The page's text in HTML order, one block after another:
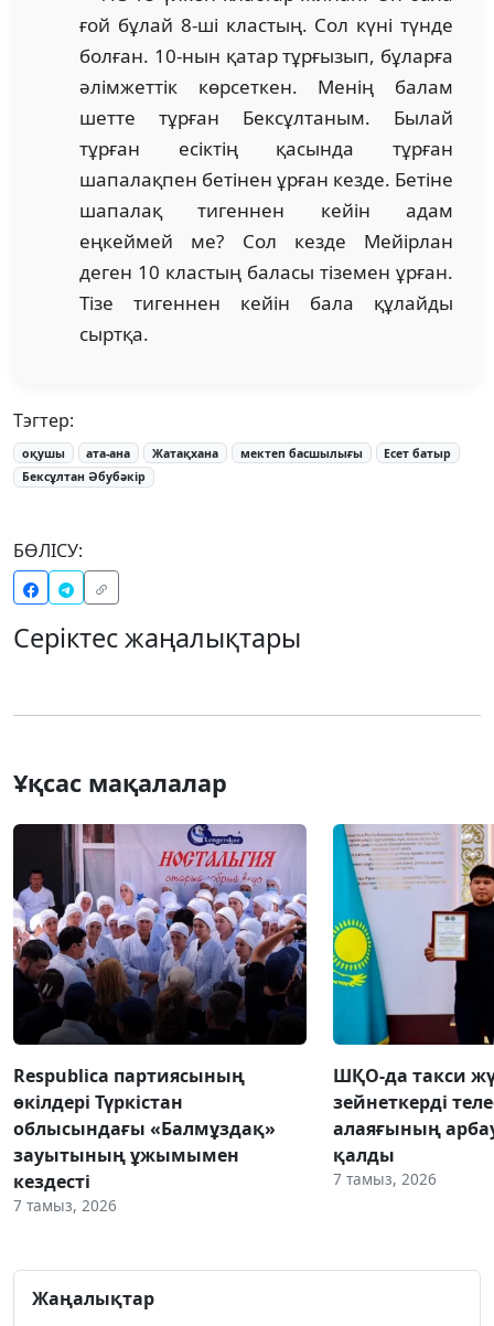
ғой бұлай 8-ші кластың. Сол күні түнде
болған. 10-нын қатар тұрғызып, бұларға
әлімжеттік көрсеткен. Менің балам
шетте тұрған Бексұлтаным. Былай
тұрған есіктің қасында тұрған
шапалақпен бетінен ұрған кезде. Бетіне
шапалақ тигеннен кейін адам
еңкеймей ме? Сол кезде Мейірлан
деген 10 кластың баласы тіземен ұрған.
Тізе тигеннен кейін бала құлайды
сыртқа.
Тэгтер:
оқушы ата-ана Жатақхана мектеп басшылығы
Есет батыр
Бексұлтан Әбубәкір
БӨЛІСУ:
Серіктес жаңалықтары
Ұқсас мақалалар
Respublica партиясының
өкілдері Түркістан
облысындағы «Балмұздақ»
зауытының ұжымымен
кездесті
7 тамыз, 2026
ШҚО-да такси
зейнеткерді
алаяғының
қалды
7 тамыз, 2026
Жаңалықтар